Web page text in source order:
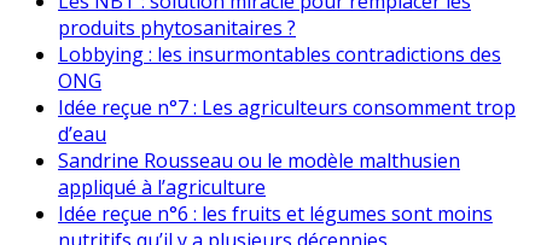
produits phytosanitaires ?
Lobbying : les insurmontables contradictions des
ONG
Idée reçue n°7 : Les agriculteurs consomment trop
d’eau
Sandrine Rousseau ou le modèle malthusien
appliqué à l’agriculture
Idée reçue n°6 : les fruits et légumes sont moins